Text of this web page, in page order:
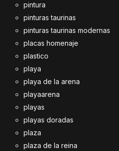
pintura
pinturas taurinas
pinturas taurinas modernas
placas homenaje
plastico
playa
playa de la arena
playaarena
playas
playas doradas
plaza
plaza de la reina